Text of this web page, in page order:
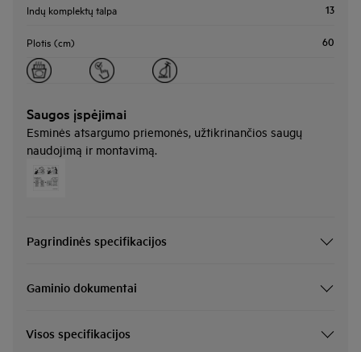
Indų komplektų talpa 13
Plotis (cm) 60
Saugos įspėjimai
Esminės atsargumo priemonės, užtikrinančios saugų
naudojimą ir montavimą.
Pagrindinės specifikacijos
Gaminio dokumentai
Visos specifikacijos